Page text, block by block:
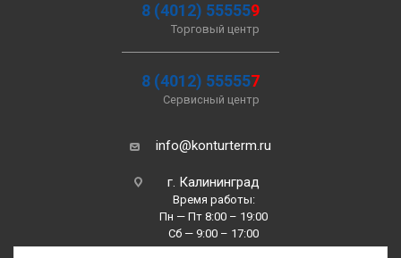
8 (4012) 555559
Торговый центр
8 (4012) 555557
Сервисный центр
info@konturterm.ru
г. Калининград
Время работы:
Пн — Пт 8:00 – 19:00
Сб — 9:00 – 17:00
Вс —10:00 – 16:00